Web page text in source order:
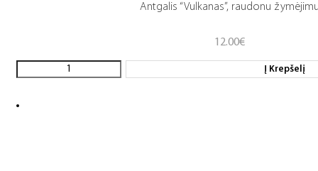
Antgalis “Vulkanas”, raudonu
12.00€
Į Krepšelį